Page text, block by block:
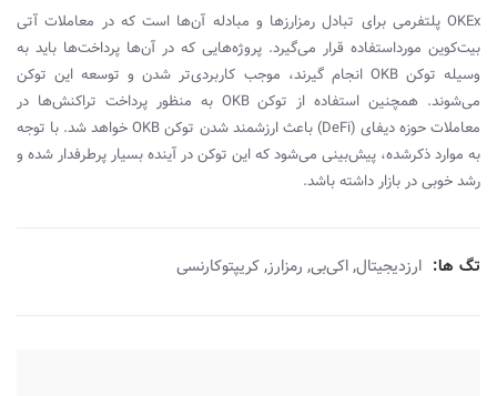
OKEx پلتفرمی‌ برای تبادل رمزارزها و مبادله آن‌ها است که در معاملات آتی
بیت‌کوین مورداستفاده قرار می‌گیرد. پروژه‌هایی که در آن‌ها پرداخت‌ها باید به‌
وسیله توکنOKB انجام گیرند، موجب کاربردی‌تر شدن و توسعه این توکن
می‌شوند. همچنین استفاده از توکنOKB به ‌منظور پرداخت تراکنش‌ها در
معاملات حوزه دیفای (DeFi) باعث ارزشمند شدن توکنOKBخواهد شد. با توجه
به موارد ذکرشده، پیش‌بینی می‌شود که این توکن در آینده بسیار پرطرفدار شده و
رشد خوبی در بازار داشته باشد.
تگ ها: ارزدیجیتال,اکی‌بی, رمزارز,کریپتوکارنسی